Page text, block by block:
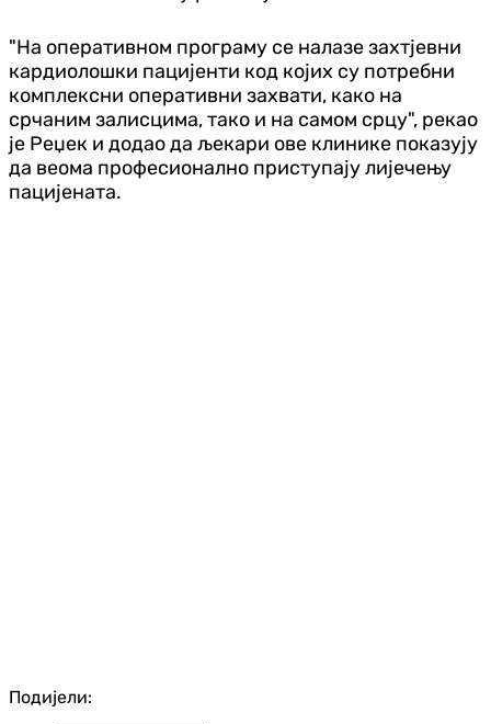
"На оперативном програму се налазе захтјевни
кардиолошки пацијенти код којих су потребни
комплексни оперативни захвати, како на
срчаним залисцима, тако и на самом срцу", рекао
је Реџек и додао да љекари ове клинике показују
да веома професионално приступају лијечењу
пацијената.
Подијели: